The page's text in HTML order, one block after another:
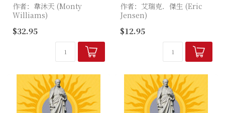
作者：韋沐天 (Monty
Williams)
常常聽人說，上主比我們自己
更了解自己，但你是否真的經
歷過這種親密？又要如何經歷
本書以四...
$32.95
作者：艾瑞克．傑生 (Eric
Jensen)
辦和好聖事時，會不會覺得訴
說的都是那些常常犯的罪？卻
好像找不到解方？
$12.95